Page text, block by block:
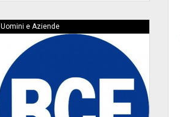
Uomini e Aziende